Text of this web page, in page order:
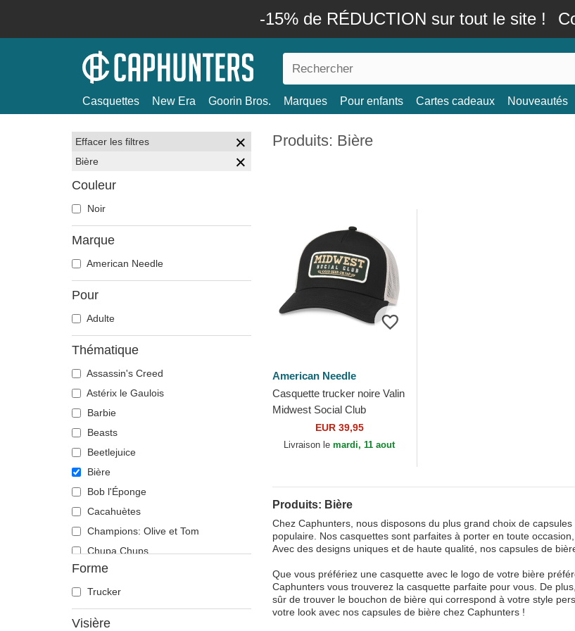
-15% de RÉDUCTION sur tout le site !
Casquettes New Era Goorin Bros. Marques Pour enfants Cartes cadeaux Nouveautés
Effacer les filtres
Bière
Couleur
Noir
Marque
American Needle
Pour
Adulte
Thématique
Assassin's Creed
Astérix le Gaulois
Barbie
Beasts
Beetlejuice
Bière
Bob l'Éponge
Cacahuètes
Champions: Olive et Tom
Chupa Chups
Cocktails
DC Comics
Disney
Forme
Trucker
Visière
Produits: Bière
American Needle
Casquette trucker noire Valin
Midwest Social Club
American Needle
EUR 39,95
Livraison lemardi, 11 aout
Produits: Bière
Chez Caphunters, nous disposons du plus grand choix de
populaire. Nos casquettes sont parfaites à porter en toute
Avec des designs uniques et de haute qualité, nos capsules de
Que vous préfériez une casquette avec le logo de votre bière
Caphunters vous trouverez la casquette parfaite pour vous. De
sûr de trouver le bouchon de bière qui correspond à votre style
votre look avec nos capsules de bière chez Caphunters !